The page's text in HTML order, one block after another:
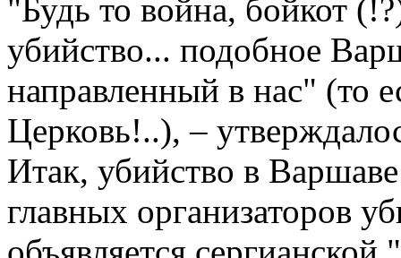
"Будь то война, бойкот
убийство... подобное
направленный в нас" (то
Церковь!..), –
Итак, убийство в
главных организаторов